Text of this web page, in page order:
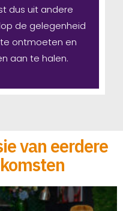
dus uit andere
de gelegenheid
ontmoeten en
aan te halen.
van eerdere